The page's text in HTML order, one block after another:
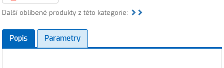
Další oblíbené produkty z této kategorie:
Popis Parametry